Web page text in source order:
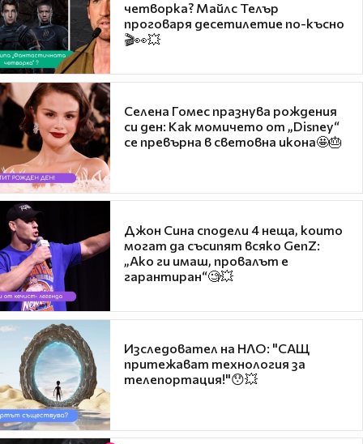
четворка? Майлс Телър
проговаря десетилетие по-късно
🎬👀💥
Селена Гомес празнува рождения
си ден: Как момичето от „Disney“
се превърна в световна икона🤩🎂
Джон Сина сподели 4 неща, които
могат да съсипят всяко GenZ:
„Ако ги имаш, провалът е
гарантиран“🧐💥
Изследовател на НЛО: "САЩ
притежават технология за
телепортация!"😯💥